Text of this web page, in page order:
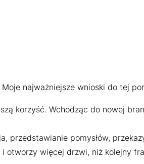
najważniejsze wnioski do tej
korzyść. Wchodząc do nowej
przedstawianie pomysłów,
otworzy więcej drzwi, niż kolejny